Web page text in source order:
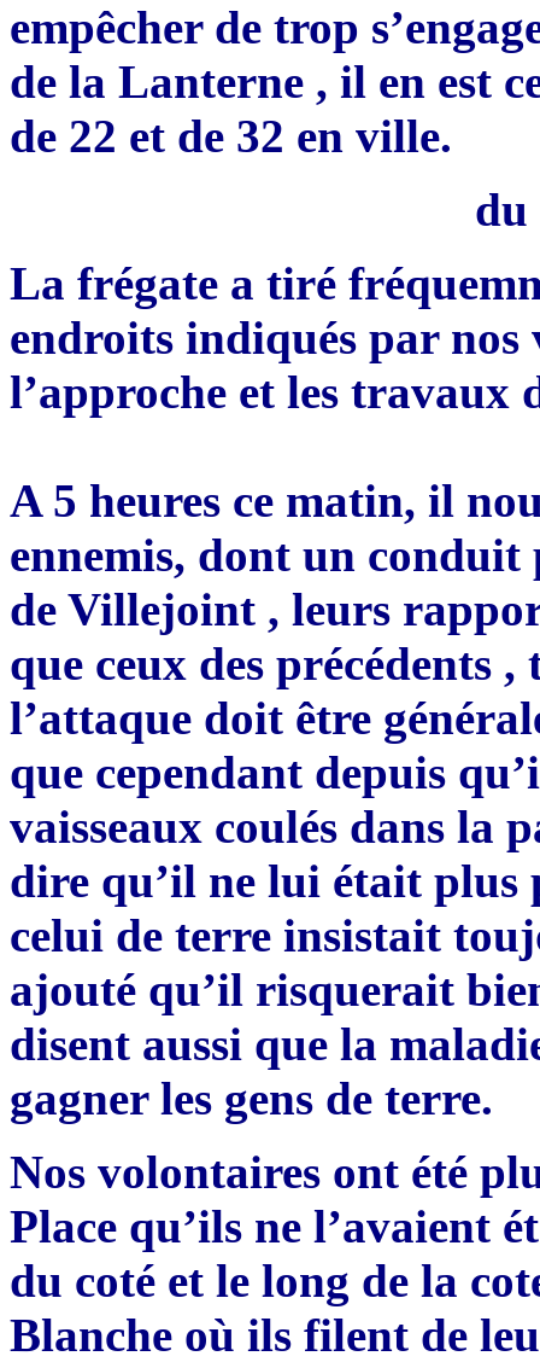
empêcher de trop
de la Lanterne , il en est
de 22 et de 32 en ville.
La frégate a tiré
endroits indiqués par
l’approche et les travaux
A 5 heures ce matin, il
ennemis, dont un conduit
de Villejoint , leurs
que ceux des précédents
l’attaque doit être
que cependant depuis
vaisseaux coulés dans la
dire qu’il ne lui était plus
celui de terre insistait
ajouté qu’il risquerait
disent aussi que la
gagner les gens de terre.
Nos volontaires ont été
Place qu’ils ne l’avaient
du coté et le long de la
Blanche où ils filent de